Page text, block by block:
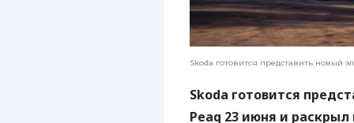
Skoda готовится представить новый
Skoda готовится
Peaq 23 июня и